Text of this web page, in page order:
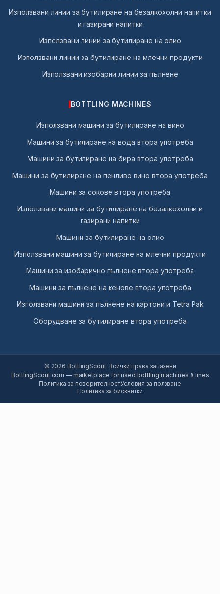
Използвани линии за бутилиране на безалкохолни напитки
и газирани напитки
Използвани линии за бутилиране на олио
Използвани линии за бутилиране на млечни продукти
Използвани изобарни линии за пълнене
BOTTLING MACHINES
Използвани машини за бутилиране на вино
Машини за бутилиране на вода втора употреба
Машини за бутилиране на бира втора употреба
Машини за бутилиране на пенливо вино втора употреба
Машини за сокове втора употреба
Използвани машини за бутилиране на безалкохолни и
газирани напитки
Машини за бутилиране на олио
Използвани машини за бутилиране на млечни продукти
Машини за изобарично пълнене втора употреба
Машини за пълнене на кенове втора употреба
Използвани машини за пълнене на картони и Tetra Pak
Оборудване за бутилиране втора употреба
© 2026 BottlingScout. Всички права запазени
BottlingScout.com — marketplace for used bottling machines & lines
Политика за поверителностУсловия за ползване
Политика за бисквитки